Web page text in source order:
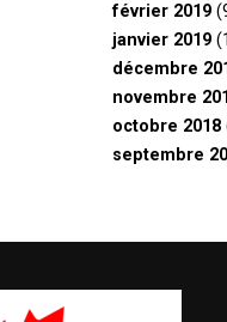
février 2019
janvier 2019
décembre
novembre
octobre 2018
septembre